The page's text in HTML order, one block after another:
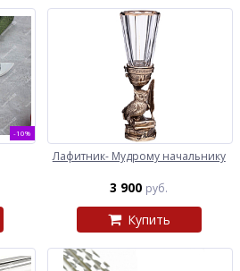
-10%
Лафитник- Мудрому начальнику
3 900 руб.
Купить